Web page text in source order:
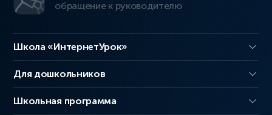
обращение к руководителю
Школа «ИнтернетУрок»
Для дошкольников
Школьная программа